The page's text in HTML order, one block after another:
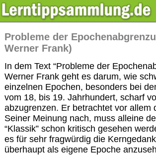
Probleme der
Werner Frank)
In dem Text “Probleme der
Werner Frank geht es darum, wie
einzelnen Epochen, besonders bei
vom 18, bis 19. Jahrhundert, scharf
abzugrenzen. Er betrachtet vor allem
Seiner Meinung nach, muss alleine
“Klassik” schon kritisch gesehen
es für sehr fragwürdig die
überhaupt als eigene Epoche